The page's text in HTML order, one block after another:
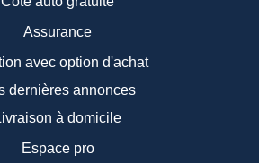
Assurance
avec option d'achat
dernières annonces
à domicile
Espace pro